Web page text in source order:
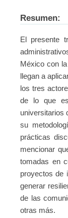
Resumen:
El presente
México con
llegan a
los tres
de lo que
universitarios
su
prácticas
mencionar
tomadas en
proyectos de
generar
de las
otras más.